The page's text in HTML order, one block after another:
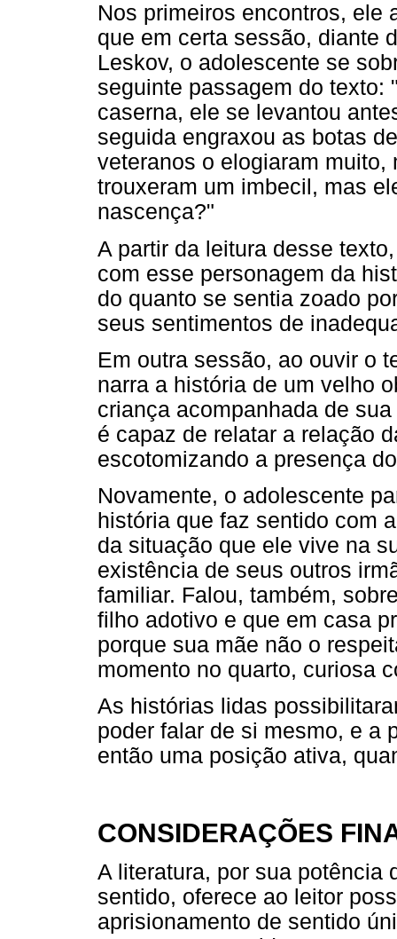
Nos primeiros encontros, ele
que em certa sessão, diante
Leskov, o adolescente se
seguinte passagem do texto:
caserna, ele se levantou
seguida engraxou as botas
veteranos o elogiaram muito,
trouxeram um imbecil, mas
nascença?"
A partir da leitura desse
com esse personagem da
do quanto se sentia zoado
seus sentimentos de
Em outra sessão, ao ouvir o
narra a história de um velho
criança acompanhada de
é capaz de relatar a relação
escotomizando a presença
Novamente, o adolescente
história que faz sentido com
da situação que ele vive na
existência de seus outros
familiar. Falou, também,
filho adotivo e que em casa
porque sua mãe não o
momento no quarto, curiosa
As histórias lidas
poder falar de si mesmo, e a
então uma posição ativa,
CONSIDERAÇÕES
A literatura, por sua potência
sentido, oferece ao leitor
aprisionamento de sentido